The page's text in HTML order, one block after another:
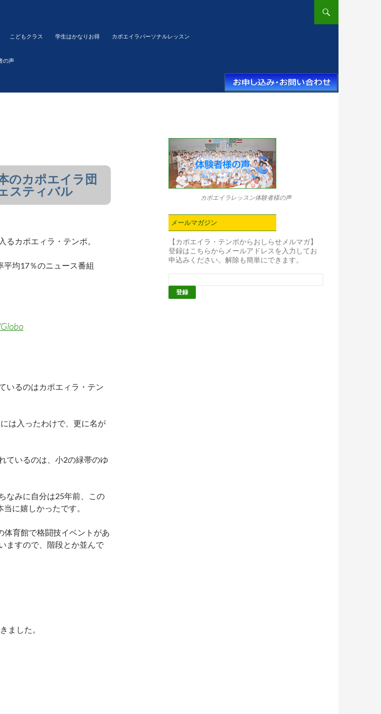
こどもクラス 学生はかなりお得 カポエイラパーソナルレッスン
の声
のカポエイラ団
スティバル
カポエィラ・テンポ。
均17％のニュース番組
いるのはカポエィラ・テン
は入ったわけで、更に名が
ているのは、小2の緑帯のゆ
なみに自分は25年前、この
に嬉しかったです。
体育館で格闘技イベントがあ
ますので、階段とか並んで
ました。
カポエイラレッスン体験者様の声
メールマガジン
【カポエイラ・テンポからおしらせメルマガ】
登録はこちらからメールアドレスを入力してお
申込みください。解除も簡単にできます。